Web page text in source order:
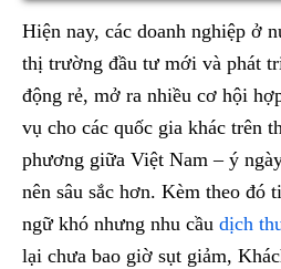
Hiện nay, các doanh nghiệp ở
thị trường đầu tư mới và phát
động rẻ, mở ra nhiều cơ hội
vụ cho các quốc gia khác trên
phương giữa Việt Nam – ý
nên sâu sắc hơn. Kèm theo đó
ngữ khó nhưng nhu cầu dịch
lại chưa bao giờ sụt giảm,